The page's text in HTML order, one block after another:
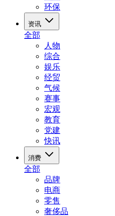
环保
资讯
全部
人物
综合
娱乐
经贸
气候
赛事
宏观
教育
党建
快讯
消费
全部
品牌
电商
零售
奢侈品